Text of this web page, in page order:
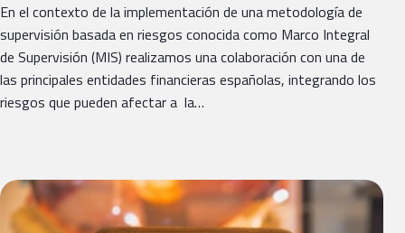
En el contexto de la implementación de una metodología de
supervisión basada en riesgos conocida como Marco Integral
de Supervisión (MIS) realizamos una colaboración con una de
las principales entidades financieras españolas, integrando los
riesgos que pueden afectar a la…